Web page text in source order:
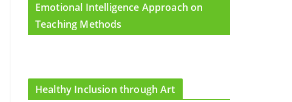
Emotional Intelligence Approach on
Teaching Methods
Healthy Inclusion through Art